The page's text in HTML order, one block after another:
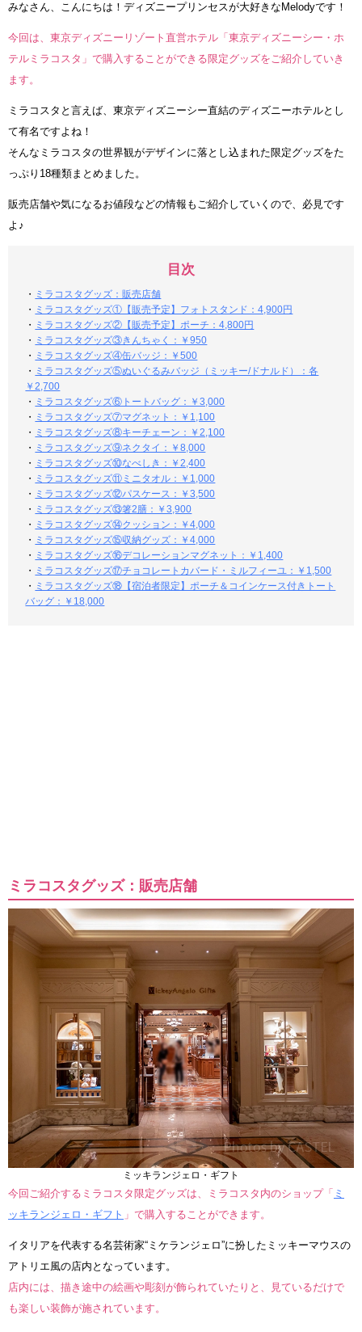
みなさん、こんにちは！ディズニープリンセスが大好きなMelodyです！
今回は、東京ディズニーリゾート直営ホテル「東京ディズニーシー・ホ
テルミラコスタ」で購入することができる限定グッズをご紹介していき
ます。
ミラコスタと言えば、東京ディズニーシー直結のディズニーホテルとし
て有名ですよね！
そんなミラコスタの世界観がデザインに落とし込まれた限定グッズをた
っぷり18種類まとめました。
販売店舗や気になるお値段などの情報もご紹介していくので、必見です
よ♪
目次
・ ミラコスタグッズ：販売店舗
・ ミラコスタグッズ①【販売予定】フォトスタンド：4,900円
・ ミラコスタグッズ②【販売予定】ポーチ：4,800円
・ ミラコスタグッズ③きんちゃく：￥950
・ ミラコスタグッズ④缶バッジ：￥500
・ ミラコスタグッズ⑤ぬいぐるみバッジ（ミッキー/ドナルド）：各
￥2,700
・ ミラコスタグッズ⑥トートバッグ：￥3,000
・ ミラコスタグッズ⑦マグネット：￥1,100
・ ミラコスタグッズ⑧キーチェーン：￥2,100
・ ミラコスタグッズ⑨ネクタイ：￥8,000
・ ミラコスタグッズ⑩なべしき：￥2,400
・ ミラコスタグッズ⑪ミニタオル：￥1,000
・ ミラコスタグッズ⑫パスケース：￥3,500
・ ミラコスタグッズ⑬箸2膳：￥3,900
・ ミラコスタグッズ⑭クッション：￥4,000
・ ミラコスタグッズ⑮収納グッズ：￥4,000
・ ミラコスタグッズ⑯デコレーションマグネット：￥1,400
・ ミラコスタグッズ⑰チョコレートカバード・ミルフィーユ：￥1,500
・ ミラコスタグッズ⑱【宿泊者限定】ポーチ＆コインケース付きトート
バッグ：￥18,000
ミラコスタグッズ：販売店舗
ミッキランジェロ・ギフト
今回ご紹介するミラコスタ限定グッズは、ミラコスタ内のショップ「 ミ
ッキランジェロ・ギフト 」で購入することができます。
イタリアを代表する名芸術家“ミケランジェロ”に扮したミッキーマウスの
アトリエ風の店内となっています。
店内には、描き途中の絵画や彫刻が飾られていたりと、見ているだけで
も楽しい装飾が施されています。